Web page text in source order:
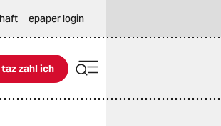
epaper login
ich
taz zahl ich